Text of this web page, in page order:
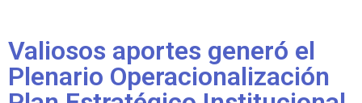
Valiosos aportes generó el
Plenario Operacionalización